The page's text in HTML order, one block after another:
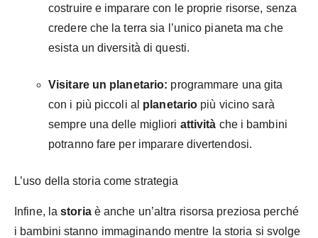
costruire e imparare con le proprie risorse, senza
credere che la terra sia l’unico pianeta ma che
esista un diversità di questi.
Visitare un planetario: programmare una gita
con i più piccoli al planetario più vicino sarà
sempre una delle migliori attività che i bambini
potranno fare per imparare divertendosi.
L’uso della storia come strategia
Infine, lastoriaè anche un’altra risorsa preziosa perché
i bambini stanno immaginando mentre la storia si svolge